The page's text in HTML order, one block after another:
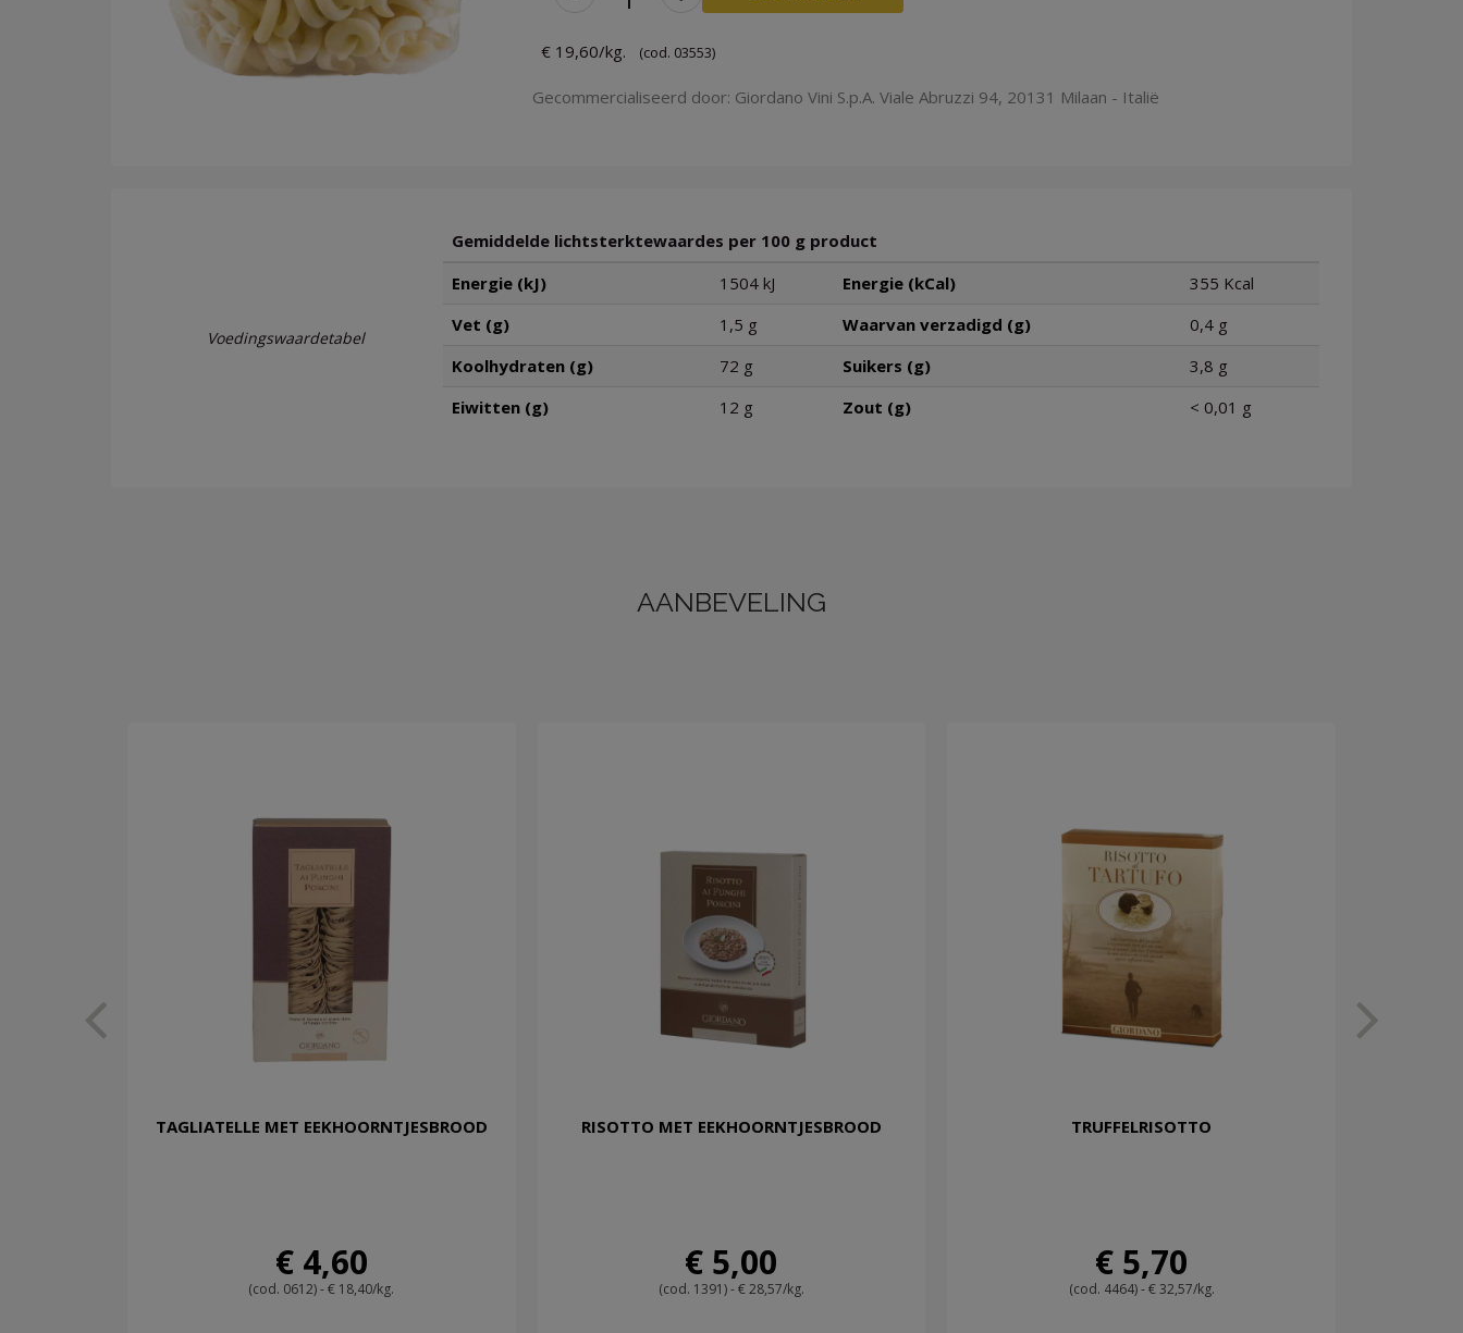
€ 19,60/kg. (cod. 03553)
Gecommercialiseerd door: Giordano Vini S.p.A. Viale Abruzzi 94, 20131 Milaan - Italië
Voedingswaardetabel
Gemiddelde lichtsterktewaardes per 100 g product
Energie (kJ)
1504 kJ Energie (kCal)
355 Kcal
Vet (g)
1,5 g Waarvan verzadigd (g)
0,4 g
Koolhydraten (g)
72 g Suikers (g)
3,8 g
Eiwitten (g)
12 g Zout (g) < 0,01 g
AANBEVELING
TAGLIATELLE MET EEKHOORNTJESBROOD
€ 4,60
(cod. 0612) - € 18,40/kg.
RISOTTO MET EEKHOORNTJESBROOD
€ 5,00
(cod. 1391) - € 28,57/kg.
TRUFFELRISOTTO
€ 5,70
(cod. 4464) - € 32,57/kg.